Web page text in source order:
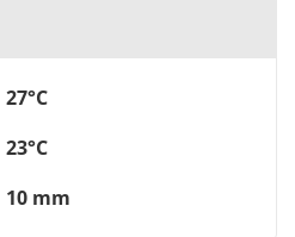
27°C
23°C
10 mm